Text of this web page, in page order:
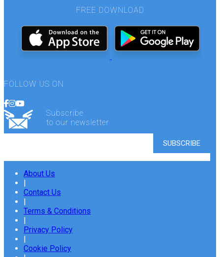
FREE DOWNLOAD
FOLLOW US ON
Subscribe
to our newsletter
About Us
Contact Us
Terms & Conditions
Privacy Policy
Cookie Policy